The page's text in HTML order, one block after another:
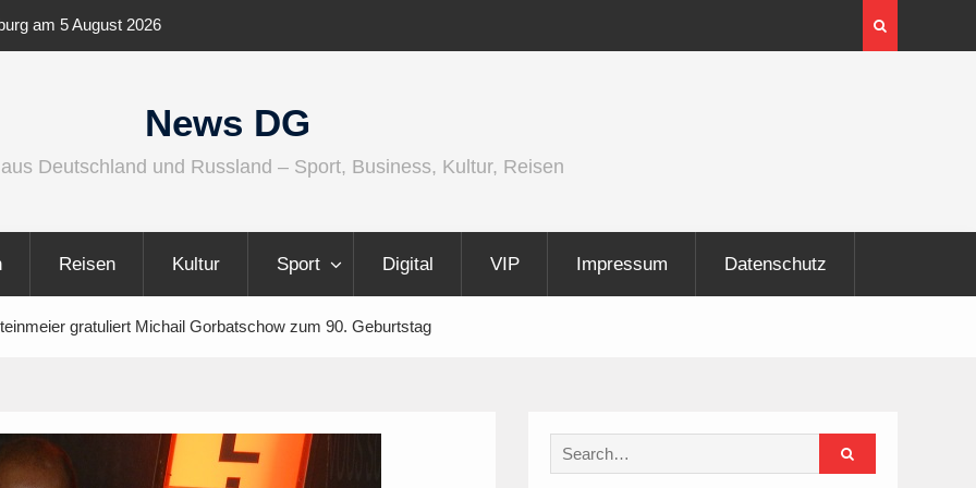
und
InnoTrans 2026 zeigt Technologien für die
Elektrifizierung der Schiene
News DG
Deutschland und Russland – Sport, Business, Kultur, Reisen
Reisen Kultur Sport Digital VIP Impressum Datenschutz
gratuliert Michail Gorbatschow zum 90. Geburtstag
Search
for: